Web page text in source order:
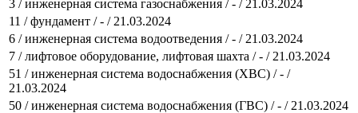
3 / инженерная система газоснабжения / - / 21.03.2024
11 / фундамент / - / 21.03.2024
6 / инженерная система водоотведения / - / 21.03.2024
7 / лифтовое оборудование, лифтовая шахта / - / 21.03.2024
51 / инженерная система водоснабжения (ХВС) / - /
21.03.2024
50 / инженерная система водоснабжения (ГВС) / - / 21.03.2024